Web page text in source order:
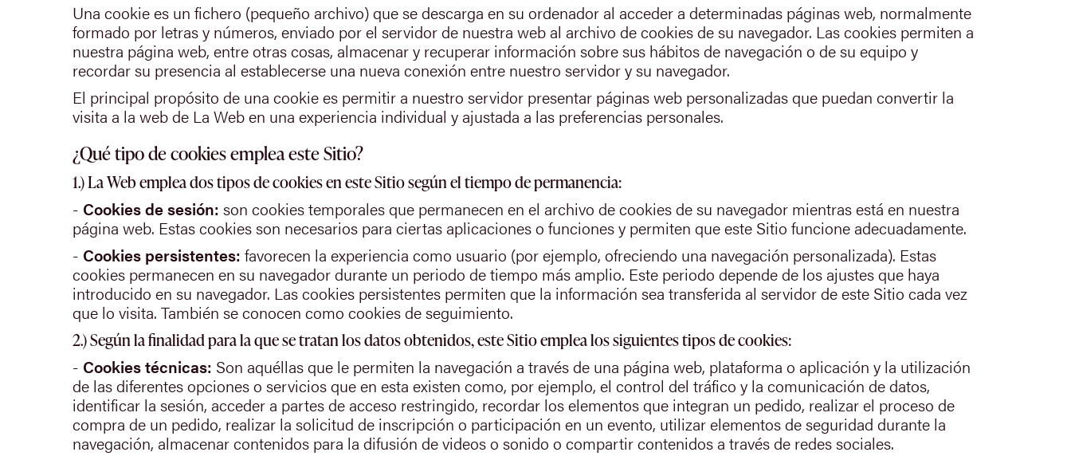
Una cookie es un fichero (pequeño archivo) que se descarga en su ordenador al acceder a determinadas páginas web, normalmente
formado por letras y números, enviado por el servidor de nuestra web al archivo de cookies de su navegador. Las cookies permiten a
nuestra página web, entre otras cosas, almacenar y recuperar información sobre sus hábitos de navegación o de su equipo y
recordar su presencia al establecerse una nueva conexión entre nuestro servidor y su navegador.
El principal propósito de una cookie es permitir a nuestro servidor presentar páginas web personalizadas que puedan convertir la
visita a la web de La Web en una experiencia individual y ajustada a las preferencias personales.
¿Qué tipo de cookies emplea este Sitio?
1.) La Web emplea dos tipos de cookies en este Sitio según el tiempo de permanencia:
- Cookies de sesión: son cookies temporales que permanecen en el archivo de cookies de su navegador mientras está en nuestra
página web. Estas cookies son necesarios para ciertas aplicaciones o funciones y permiten que este Sitio funcione adecuadamente.
- Cookies persistentes: favorecen la experiencia como usuario (por ejemplo, ofreciendo una navegación personalizada). Estas
cookies permanecen en su navegador durante un periodo de tiempo más amplio. Este periodo depende de los ajustes que haya
introducido en su navegador. Las cookies persistentes permiten que la información sea transferida al servidor de este Sitio cada vez
que lo visita. También se conocen como cookies de seguimiento.
2.) Según la finalidad para la que se tratan los datos obtenidos, este Sitio emplea los siguientes tipos de cookies:
- Cookies técnicas: Son aquéllas que le permiten la navegación a través de una página web, plataforma o aplicación y la utilización
de las diferentes opciones o servicios que en esta existen como, por ejemplo, el control del tráfico y la comunicación de datos,
identificar la sesión, acceder a partes de acceso restringido, recordar los elementos que integran un pedido, realizar el proceso de
compra de un pedido, realizar la solicitud de inscripción o participación en un evento, utilizar elementos de seguridad durante la
navegación, almacenar contenidos para la difusión de videos o sonido o compartir contenidos a través de redes sociales.